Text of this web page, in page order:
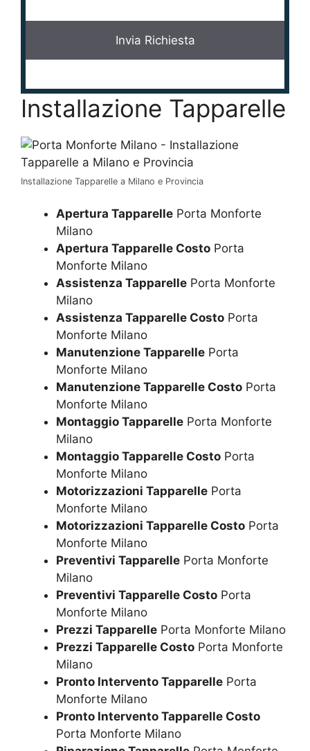
*
Installazione Tapparelle
Installazione Tapparelle a Milano e Provincia
Apertura Tapparelle Porta Monforte
Milano
Apertura Tapparelle Costo Porta
Monforte Milano
Assistenza Tapparelle Porta Monforte
Milano
Assistenza Tapparelle Costo Porta
Monforte Milano
Manutenzione Tapparelle Porta
Monforte Milano
Manutenzione Tapparelle Costo Porta
Monforte Milano
Montaggio Tapparelle Porta Monforte
Milano
Montaggio Tapparelle Costo Porta
Monforte Milano
Motorizzazioni Tapparelle Porta
Monforte Milano
Motorizzazioni Tapparelle Costo Porta
Monforte Milano
Preventivi Tapparelle Porta Monforte
Milano
Preventivi Tapparelle Costo Porta
Monforte Milano
Prezzi Tapparelle Porta Monforte Milano
Prezzi Tapparelle Costo Porta Monforte
Milano
Pronto Intervento Tapparelle Porta
Monforte Milano
Pronto Intervento Tapparelle Costo
Porta Monforte Milano